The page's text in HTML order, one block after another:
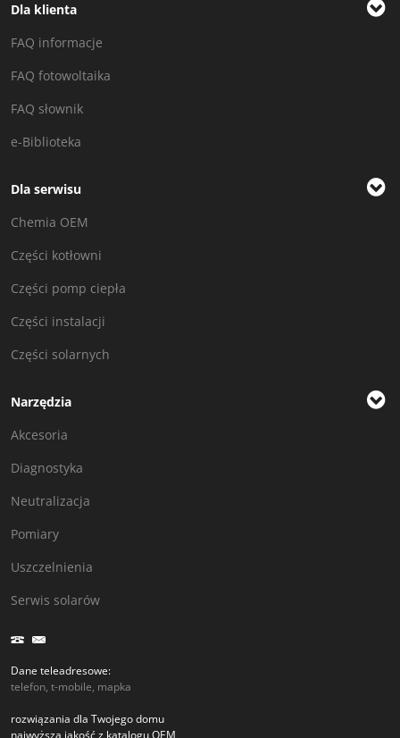
Dla klienta
FAQ informacje
FAQ fotowoltaika
FAQ słownik
e-Biblioteka
Dla serwisu
Chemia OEM
Części kotłowni
Części pomp ciepła
Części instalacji
Części solarnych
Narzędzia
Akcesoria
Diagnostyka
Neutralizacja
Pomiary
Uszczelnienia
Serwis solarów
Dane teleadresowe:
telefon, t-mobile, mapka
rozwiązania dla Twojego domu
najwyższa jakość z katalogu OEM